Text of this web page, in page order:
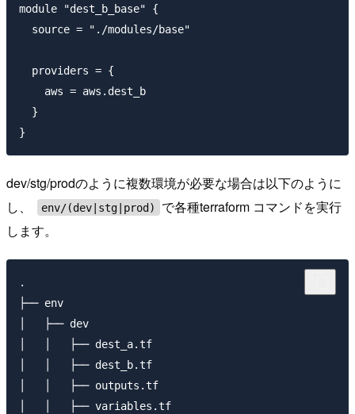
module "dest_b_base" {
  source = "./modules/base"
  providers = {
    aws = aws.dest_b
  }
dev/stg/prodのように複数環境が必要な場合は以下のように
し、
env/(dev|stg|prod)
で各種terraform コマンドを実行
します。
.
├── env
│   ├── dev
│   │   ├── dest_a.tf
│   │   ├── dest_b.tf
│   │   ├── outputs.tf
│   │   ├── variables.tf